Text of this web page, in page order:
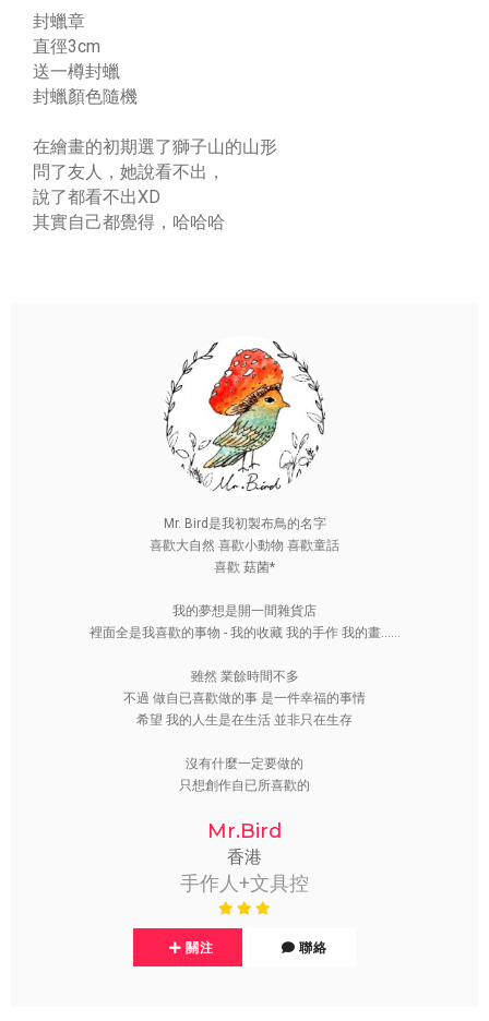
封蠟章
直徑3cm
送一樽封蠟
封蠟顏色隨機
在繪畫的初期選了獅子山的山形
問了友人，她說看不出，
說了都看不出XD
其實自己都覺得，哈哈哈
Mr. Bird是我初製布鳥的名字
喜歡大自然 喜歡小動物 喜歡童話
喜歡 菇菌*
我的夢想是開一間雜貨店
裡面全是我喜歡的事物 - 我的收藏 我的手作 我的畫......
雖然 業餘時間不多
不過 做自已喜歡做的事 是一件幸福的事情
希望 我的人生是在生活 並非只在生存
沒有什麼一定要做的
只想創作自已所喜歡的
Mr.Bird
香港
手作人+文具控
關注 聯絡